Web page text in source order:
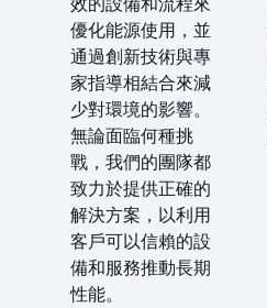
優化能源使用，並
通過創新技術與專
家指導相結合來減
少對環境的影響。
無論面臨何種挑
戰，我們的團隊都
致力於提供正確的
解決方案，以利用
客戶可以信賴的設
備和服務推動長期
性能。